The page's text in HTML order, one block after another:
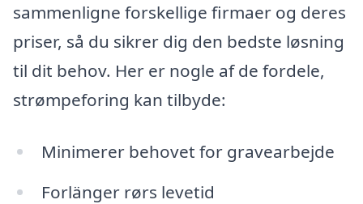
sammenligne forskellige firmaer og deres
priser, så du sikrer dig den bedste løsning
til dit behov. Her er nogle af de fordele,
strømpeforing kan tilbyde:
Minimerer behovet for gravearbejde
Forlänger rørs levetid